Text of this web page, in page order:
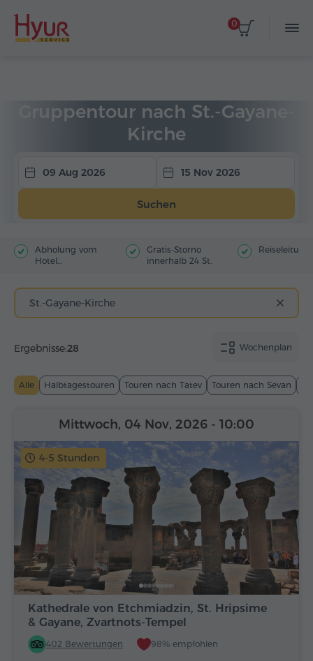
0
Gruppentour nach St.-Gayane-
Kirche
09 Aug 2026 15 Nov 2026
Suchen
Abholung vom
Hotel
Gratis-Storno
innerhalb 24 St.
Reiseleitung
St.-Gayane-Kirche
Wochenplan
Ergebnisse:28
Alle Halbtagestouren Touren nach Tatev Touren nach Sevan
4-5 Stunden
Kathedrale von Etchmiadzin, St. Hripsime
& Gayane, Zvartnots-Tempel
402 Bewertungen 98% empfohlen
Mittwoch, 04 Nov, 2026 - 10:00